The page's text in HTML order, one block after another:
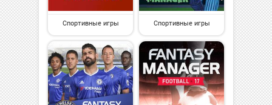
Спортивные игры Спортивные игры